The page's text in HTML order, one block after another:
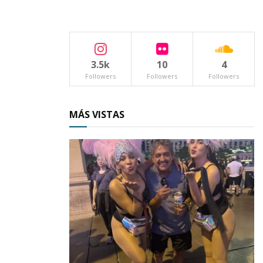
Programa de Prevención de Desastres que
contempla la Dirección de Protección Civil, a
cargo de Cristian Germain Gandara.
Click en la imagen para
ampliarla
Además, paralelamente la Dirección de
Desarrollo Urbano y Ecología, que muy
3.5k
Followers
10
Followers
4
Followers
MÁS VISTAS